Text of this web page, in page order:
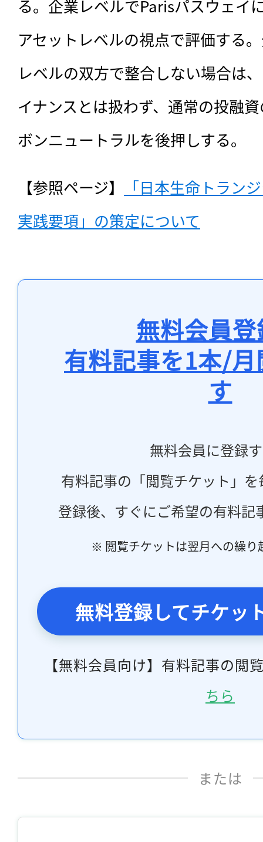
る。企業レベルでParisパスウェイ
アセットレベルの視点で評価する
レベルの双方で整合しない場合は
イナンスとは扱わず、通常の投融
ボンニュートラルを後押しする。
【参照ページ】
「日本生命トラン
実践要項」の策定について
無料会員
有料記事を1本/
す
無料会員に登録
有料記事の「閲覧チケット」
登録後、すぐにご希望の有料記
※ 閲覧チケットは翌月への繰り
無料登録してチケッ
【無料会員向け】有料記事の閲
ちら
または